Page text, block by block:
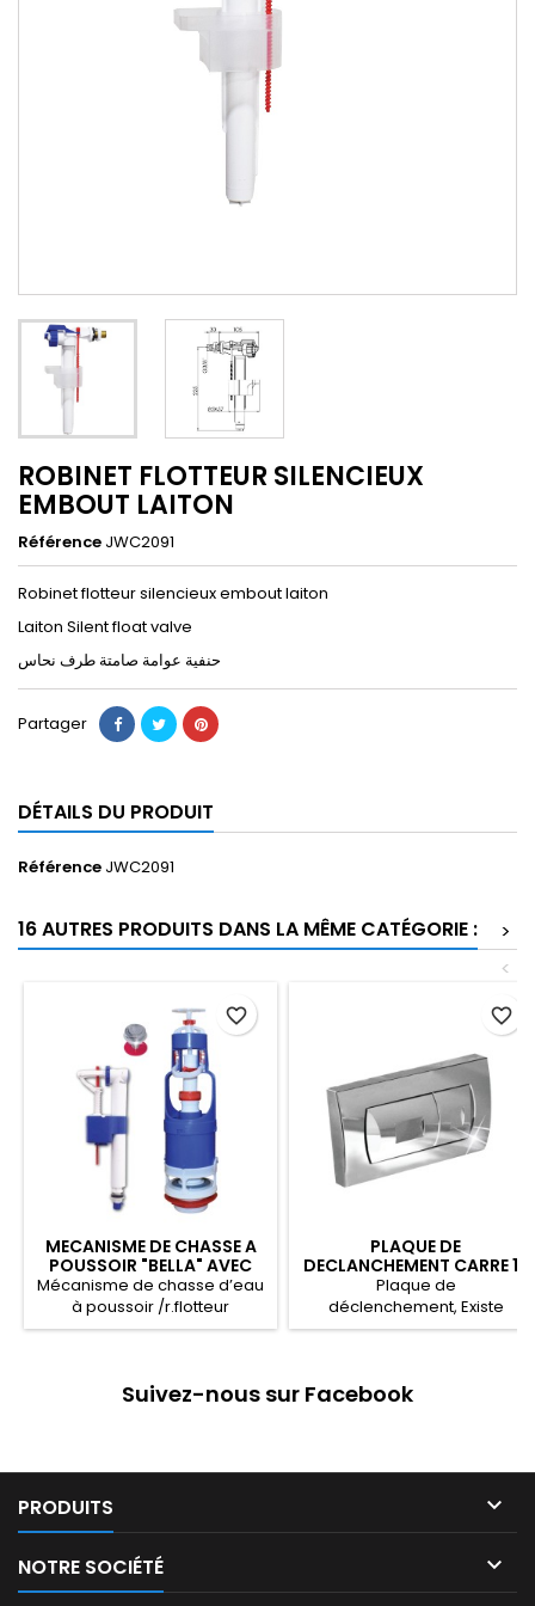
ROBINET FLOTTEUR SILENCIEUX
EMBOUT LAITON
Référence JWC2091
Robinet flotteur silencieux embout laiton
Laiton Silent float valve
حنفية عوامة صامتة طرف نحاس
Partager
DÉTAILS DU PRODUIT
Référence JWC2091
16 AUTRES PRODUITS DANS LA MÊME CATÉGORIE :
>
<
MECANISME DE CHASSE A
POUSSOIR "BELLA" AVEC
FLOTTEUR COMPACT
ALIMENTATION BAS
Mécanisme de chasse d’eau
à poussoir /r.flotteur
compact alimentation bas
favorite_border
PLAQUE DE
DECLANCHEMENT CARRE 16
Plaque de
déclenchement, Existe
en: Noir - Blanc - Chromé -
Chrome - Silver لوحة دفع ماء
favorite_border
Suivez-nous sur Facebook
PRODUITS 
NOTRE SOCIÉTÉ 